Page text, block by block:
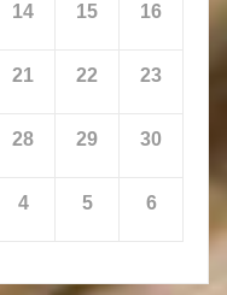
14 15 16
21 22 23
28 29 30
4 5 6